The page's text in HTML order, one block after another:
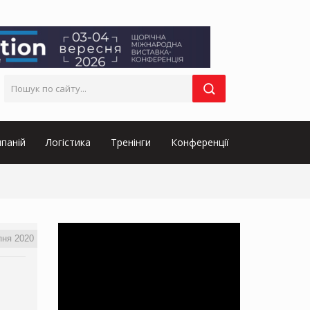
Логістика Тренінги Конференції
2020